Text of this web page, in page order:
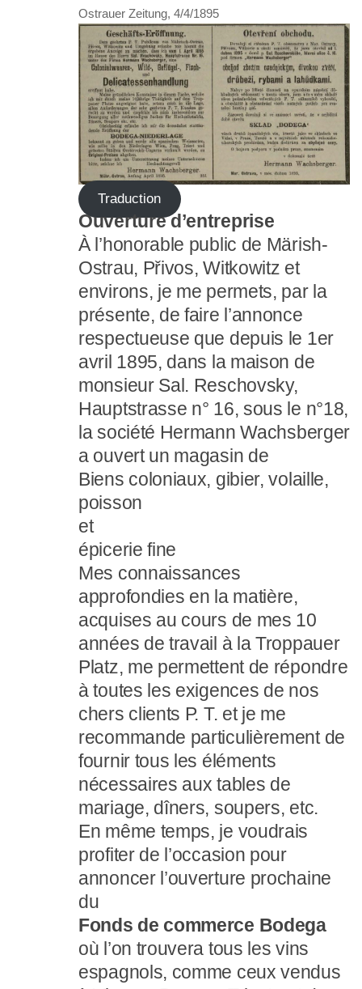
Ostrauer Zeitung, 4/4/1895
Traduction
Ouverture d’entreprise
À l’honorable public de Märish-
Ostrau, Přivos, Witkowitz et
environs, je me permets, par la
présente, de faire l’annonce
respectueuse que depuis le 1er
avril 1895, dans la maison de
monsieur Sal. Reschovsky,
Hauptstrasse n° 16, sous le n°18,
la société Hermann Wachsberger
a ouvert un magasin de
Biens coloniaux, gibier, volaille,
poisson
et
épicerie fine
Mes connaissances
approfondies en la matière,
acquises au cours de mes 10
années de travail à la Troppauer
Platz, me permettent de répondre
à toutes les exigences de nos
chers clients P. T. et je me
recommande particulièrement de
fournir tous les éléments
nécessaires aux tables de
mariage, dîners, soupers, etc.
En même temps, je voudrais
profiter de l’occasion pour
annoncer l’ouverture prochaine
du
Fonds de commerce Bodega
où l’on trouvera tous les vins
espagnols, comme ceux vendus